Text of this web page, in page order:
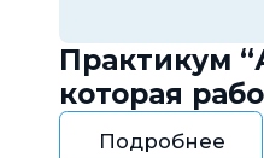
Практикум
которая
Подробнее